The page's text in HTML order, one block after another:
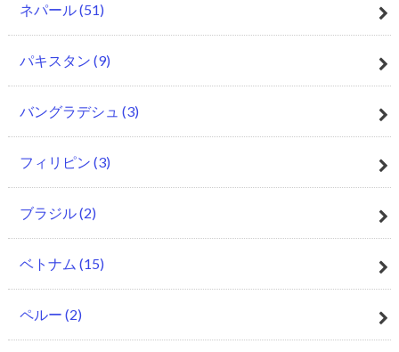
ネパール(51)
パキスタン (9)
バングラデシュ (3)
フィリピン (3)
ブラジル(2)
ベトナム (15)
ペルー (2)